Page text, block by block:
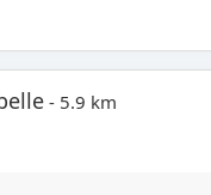
- 5.9 km